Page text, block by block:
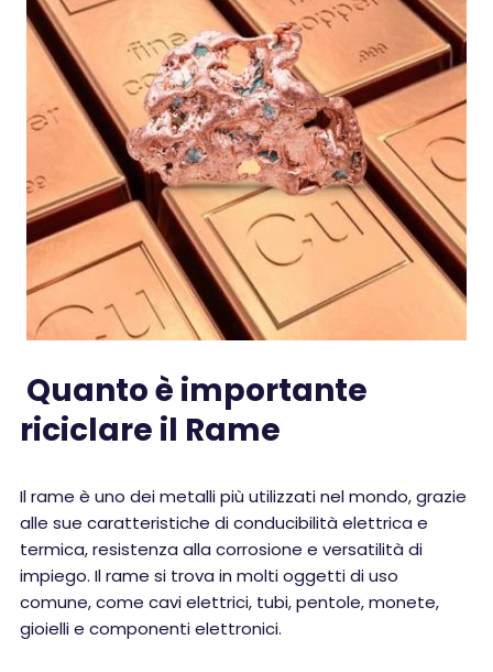
Quanto è importante
riciclare il Rame
Il rame è uno dei metalli più utilizzati nel mondo, grazie
alle sue caratteristiche di conducibilità elettrica e
termica, resistenza alla corrosione e versatilità di
impiego. Il rame si trova in molti oggetti di uso
comune, come cavi elettrici, tubi, pentole, monete,
gioielli e componenti elettronici.